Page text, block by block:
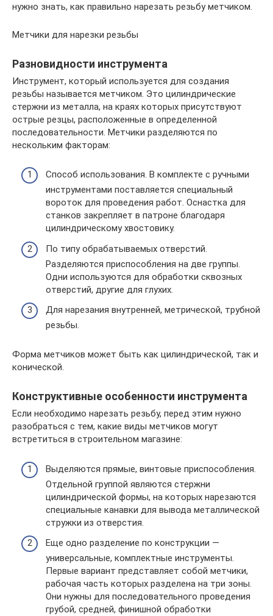
нужно знать, как правильно нарезать резьбу метчиком.
Метчики для нарезки резьбы
Разновидности инструмента
Инструмент, который используется для создания
резьбы называется метчиком. Это цилиндрические
стержни из металла, на краях которых присутствуют
острые резцы, расположенные в определенной
последовательности. Метчики разделяются по
нескольким факторам:
Способ использования. В комплекте с ручными
инструментами поставляется специальный
вороток для проведения работ. Оснастка для
станков закрепляет в патроне благодаря
цилиндрическому хвостовику.
По типу обрабатываемых отверстий.
Разделяются приспособления на две группы.
Одни используются для обработки сквозных
отверстий, другие для глухих.
Для нарезания внутренней, метрической, трубной
резьбы.
Форма метчиков может быть как цилиндрической, так и
конической.
Конструктивные особенности инструмента
Если необходимо нарезать резьбу, перед этим нужно
разобраться с тем, какие виды метчиков могут
встретиться в строительном магазине:
Выделяются прямые, винтовые приспособления.
Отдельной группой являются стержни
цилиндрической формы, на которых нарезаются
специальные канавки для вывода металлической
стружки из отверстия.
Еще одно разделение по конструкции —
универсальные, комплектные инструменты.
Первые вариант представляет собой метчики,
рабочая часть которых разделена на три зоны.
Они нужны для последовательного проведения
грубой, средней, финишной обработки